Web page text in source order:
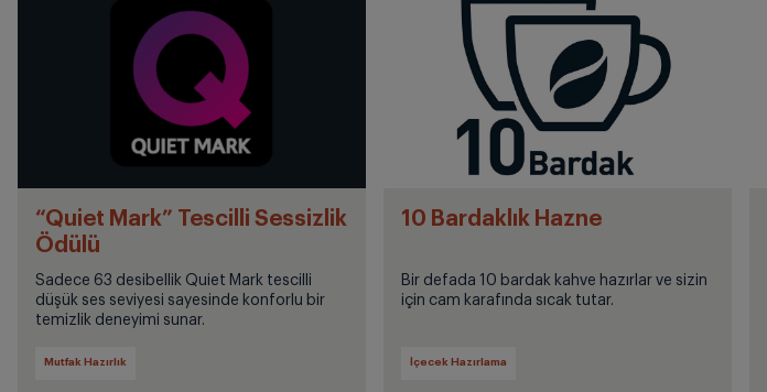
“Quiet Mark” Tescilli Sessizlik
Ödülü
Sadece 63 desibellik Quiet Mark tescilli
düşük ses seviyesi sayesinde konforlu bir
temizlik deneyimi sunar.
Mutfak Hazırlık
10 Bardaklık Hazne
Bir defada 10 bardak kahve hazırlar ve sizin
için cam karafında sıcak tutar.
İçecek Hazırlama